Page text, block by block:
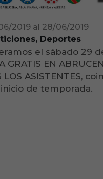
2019 al 28/06/2019
Deportes
el sábado 29
GRATIS EN
LOS ASISTENTES,
de temporada.